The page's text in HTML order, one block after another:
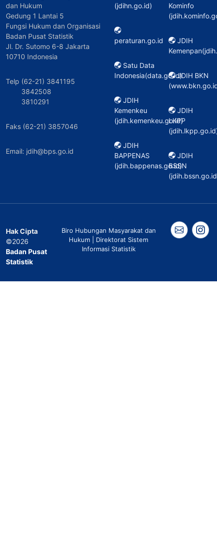
dan Hukum
Gedung 1 Lantai 5
Fungsi Hukum dan Organisasi
Badan Pusat Statistik
Jl. Dr. Sutomo 6-8 Jakarta
10710 Indonesia
Telp (62-21) 3841195
3842508
3810291
Faks (62-21) 3857046
Email: jdih@bps.go.id
(jdihn.go.id)
peraturan.go.id
Satu Data
Indonesia(data.go.id)
JDIH
Kemenkeu
(jdih.kemenkeu.go.id)
JDIH
BAPPENAS
(jdih.bappenas.go.id)
Kominfo
JDIH
JDIH BKN
JDIH
LKPP
JDIH
BSSN
Hak Cipta
©2026
Badan Pusat
Statistik
Biro Hubungan Masyarakat dan
Hukum | Direktorat Sistem
Informasi Statistik